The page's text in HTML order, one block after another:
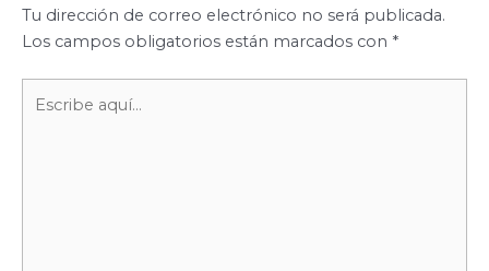
Tu dirección de correo electrónico no será publicada.
Los campos obligatorios están marcados con *
aquí...